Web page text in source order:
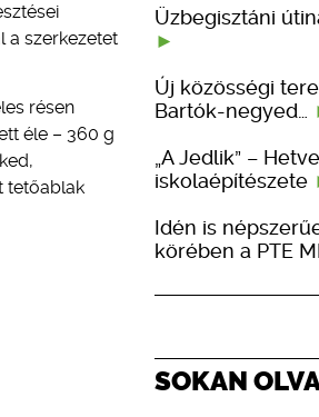
a szerkezetet
résen
éle – 360 g
tetőablak
Üzbegisztáni
Új közösségi
Bartók-negyed…
„A Jedlik” –
iskolaépítészete
Idén is
körében a PTE
SOKAN